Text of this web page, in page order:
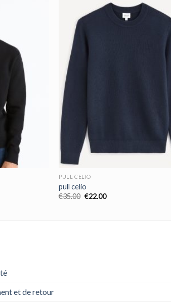
PULL CELIO
pull celio
€35.00 €22.00
et de retour